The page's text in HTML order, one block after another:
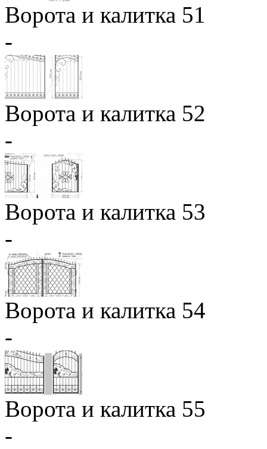
Ворота и калитка 51
-
Ворота и калитка 52
-
Ворота и калитка 53
-
Ворота и калитка 54
-
Ворота и калитка 55
-